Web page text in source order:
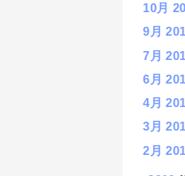
10月
9月
7月
6月
4月
3月
2月